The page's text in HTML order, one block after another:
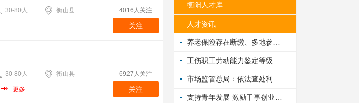
30-80人 衡山县 4016人关注
关注
30-80人 衡山县
更多
6927人关注
关注
衡阳人才库
人才资讯